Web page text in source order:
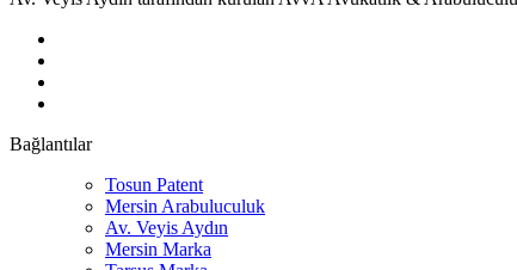
Bağlantılar
Tosun Patent
Mersin Arabuluculuk
Av. Veyis Aydın
Mersin Marka